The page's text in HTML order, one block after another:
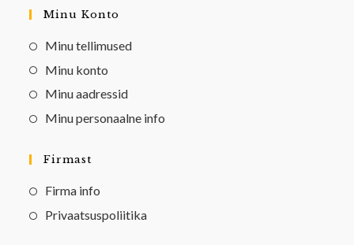
Minu Konto
Minu tellimused
Minu konto
Minu aadressid
Minu personaalne info
Firmast
Firma info
Privaatsuspoliitika